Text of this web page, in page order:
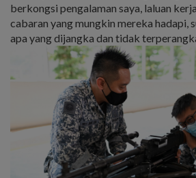
berkongsi pengalaman saya, laluan
cabaran yang mungkin mereka hadapi,
apa yang dijangka dan tidak